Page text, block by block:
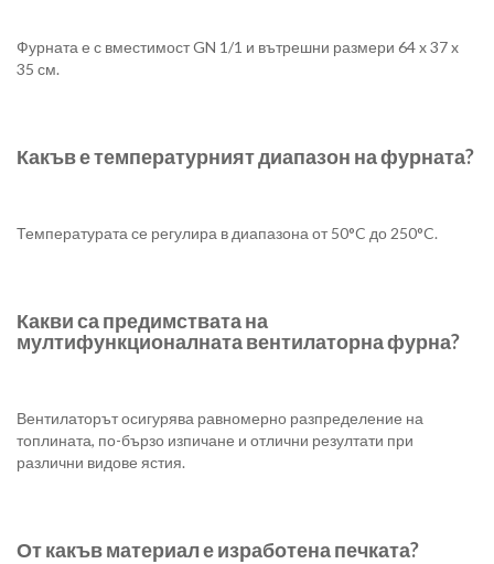
Фурната е с вместимост GN 1/1 и вътрешни размери 64 x 37 x
35 см.
Какъв е температурният диапазон на фурната?
Температурата се регулира в диапазона от 50°C до 250°C.
Какви са предимствата на
мултифункционалната вентилаторна фурна?
Вентилаторът осигурява равномерно разпределение на
топлината, по-бързо изпичане и отлични резултати при
различни видове ястия.
От какъв материал е изработена печката?